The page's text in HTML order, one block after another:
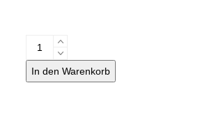
LuftreinigerWINIX
Filter
N
In den Warenkorb